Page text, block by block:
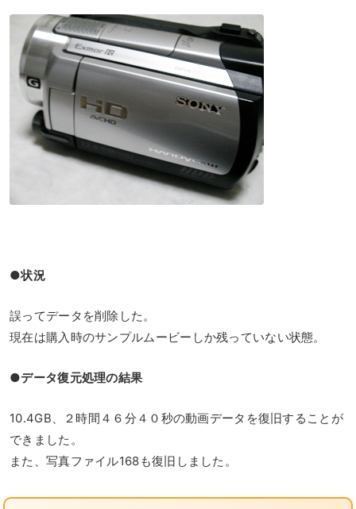
●状況
誤ってデータを削除した。
現在は購入時のサンプルムービーしか残っていない状態。
●データ復元処理の結果
10.4GB、２時間４６分４０秒の動画データを復旧することが
できました。
また、写真ファイル168も復旧しました。